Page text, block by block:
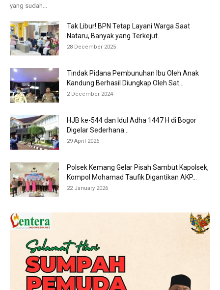
yang sudah...
Tak Libur! BPN Tetap Layani Warga Saat
Nataru, Banyak yang Terkejut...
28 December 2025
Tindak Pidana Pembunuhan Ibu Oleh Anak
Kandung Berhasil Diungkap Oleh Sat...
2 December 2024
HJB ke-544 dan Idul Adha 1447 H di Bogor
Digelar Sederhana...
29 April 2026
Polsek Kemang Gelar Pisah Sambut Kapolsek,
Kompol Mohamad Taufik Digantikan AKP...
22 January 2026